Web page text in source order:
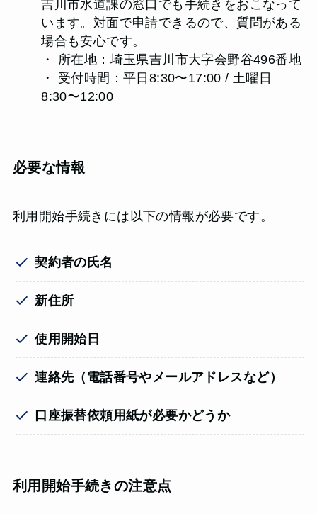
吉川市水道課の窓口でも手続きをおこなって
います。対面で申請できるので、質問がある
場合も安心です。
・ 所在地：埼玉県吉川市大字会野谷496番地
・ 受付時間：平日8:30〜17:00 / 土曜日
8:30〜12:00
必要な情報
利用開始手続きには以下の情報が必要です。
契約者の氏名
新住所
使用開始日
連絡先（電話番号やメールアドレスなど）
口座振替依頼用紙が必要かどうか
利用開始手続きの注意点